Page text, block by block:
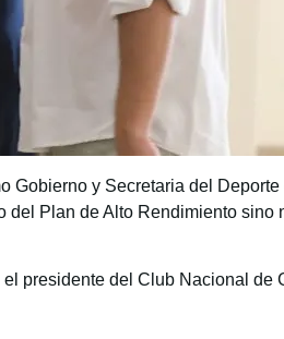
Gobierno y Secretaria del
Plan de Alto Rendimiento
presidente del Club Nacional de